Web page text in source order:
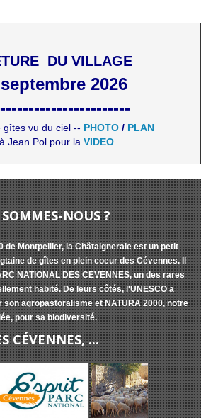
DU VILLAGE
2026
gîtes vu du ciel -- PHOTO / PLAN
Jean Pol pour la VIDEO
NOUS ?
de Montpellier, la Châtaigneraie est un petit
de gîtes en plein coeur des Cévennes. Il
NATIONAL DES CEVENNES, un des rares
habité. De leurs côtés, l'UNESCO a
agropastoralisme et NATURA 2000, notre
pour sa biodiversité.
CÉVENNES, ...